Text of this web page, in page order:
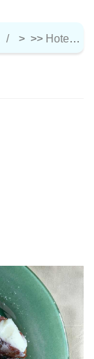
> >> Hotel E Comida